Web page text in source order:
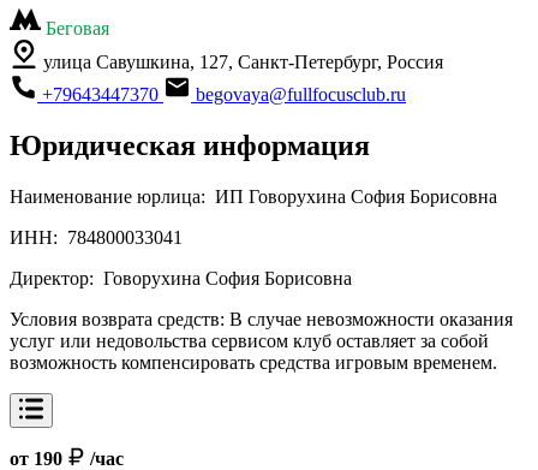
Беговая
улица Савушкина, 127, Санкт-Петербург, Россия
+79643447370
begovaya@fullfocusclub.ru
Юридическая информация
Наименование юрлица: ИП Говорухина София Борисовна
ИНН: 784800033041
Директор: Говорухина София Борисовна
Условия возврата средств: В случае невозможности оказания
услуг или недовольства сервисом клуб оставляет за собой
возможность компенсировать средства игровым временем.
от 190
/час